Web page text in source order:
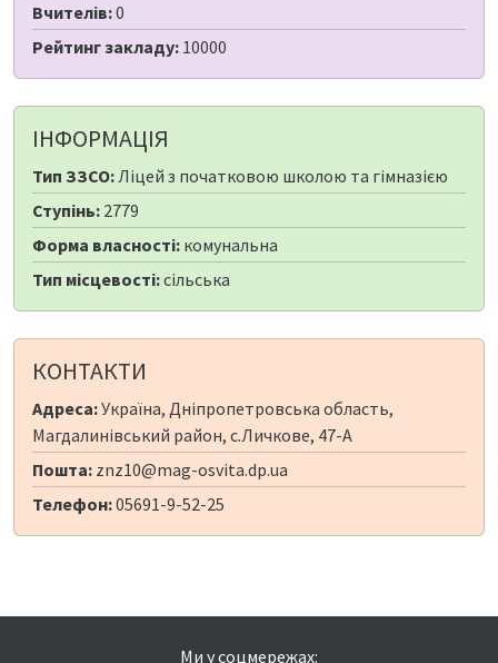
Вчителів:0
Рейтинг закладу: 10000
ІНФОРМАЦІЯ
Тип ЗЗСО:Ліцей з початковою школою та гімназією
Ступінь: 2779
Форма власності: комунальна
Тип місцевості:сільська
КОНТАКТИ
Адреса:Україна, Дніпропетровська область,
Магдалинівський район, с.Личкове, 47-А
Пошта: znz10@mag-osvita.dp.ua
Телефон:05691-9-52-25
Ми у соцмережах: